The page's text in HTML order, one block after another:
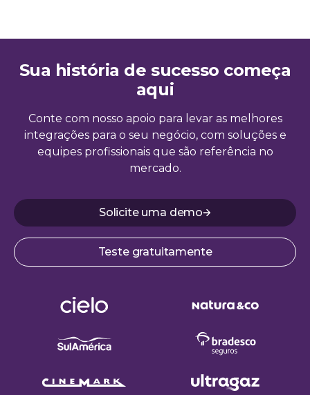
Sua história de sucesso começa
aqui
Conte com nosso apoio para levar as melhores
integrações para o seu negócio, com soluções e
equipes profissionais que são referência no
mercado.
Solicite uma demo
Teste gratuitamente